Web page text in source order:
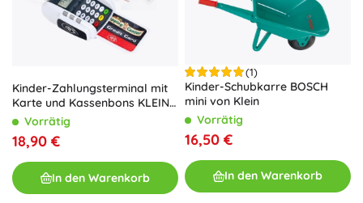
Kinder-Zahlungsterminal mit
Karte und Kassenbons KLEIN
mit Sound
Vorrätig
18,90 €
In den Warenkorb
(1)
Kinder-Schubkarre BOSCH
mini von Klein
Vorrätig
16,50 €
In den Warenkorb